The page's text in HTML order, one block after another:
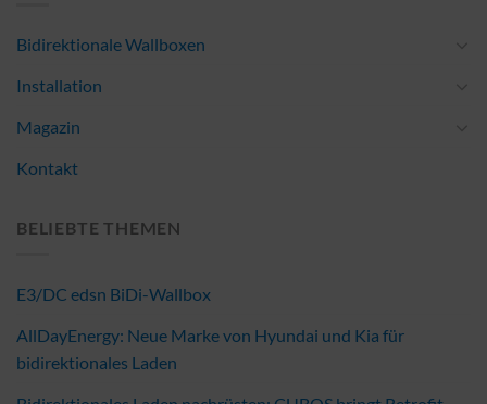
Bidirektionale Wallboxen
Installation
Magazin
Kontakt
BELIEBTE THEMEN
E3/DC edsn BiDi-Wallbox
AllDayEnergy: Neue Marke von Hyundai und Kia für
bidirektionales Laden